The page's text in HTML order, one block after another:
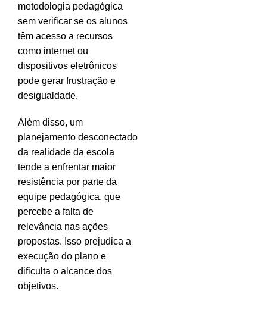
metodologia pedagógica
sem verificar se os alunos
têm acesso a recursos
como internet ou
dispositivos eletrônicos
pode gerar frustração e
desigualdade.
Além disso, um
planejamento desconectado
da realidade da escola
tende a enfrentar maior
resistência por parte da
equipe pedagógica, que
percebe a falta de
relevância nas ações
propostas. Isso prejudica a
execução do plano e
dificulta o alcance dos
objetivos.